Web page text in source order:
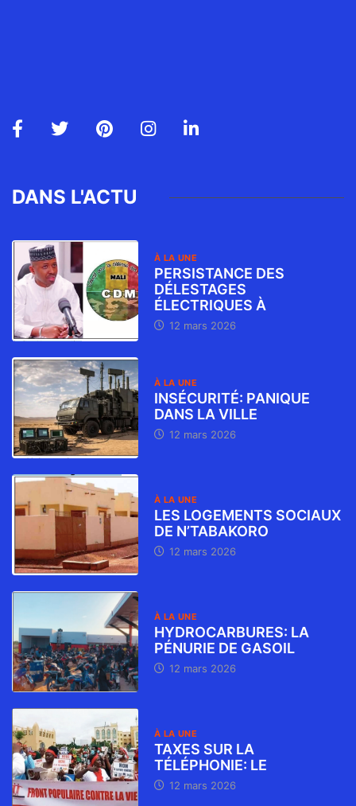
DANS L'ACTU
À LA UNE
PERSISTANCE DES
DÉLESTAGES
ÉLECTRIQUES À
12 mars 2026
À LA UNE
INSÉCURITÉ: PANIQUE
DANS LA VILLE
12 mars 2026
À LA UNE
LES LOGEMENTS SOCIAUX
DE N’TABAKORO
12 mars 2026
À LA UNE
HYDROCARBURES: LA
PÉNURIE DE GASOIL
12 mars 2026
À LA UNE
TAXES SUR LA
TÉLÉPHONIE: LE
12 mars 2026